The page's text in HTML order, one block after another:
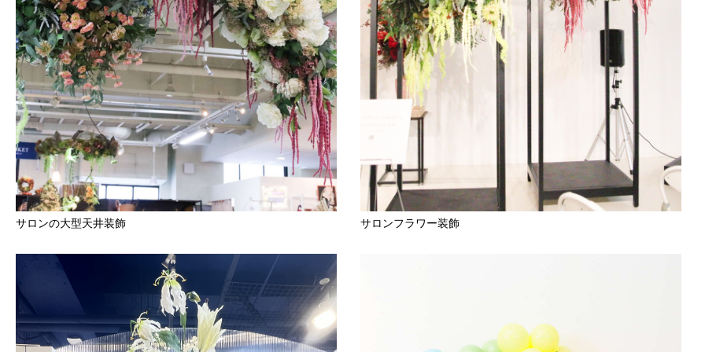
サロンの大型天井装飾 サロンフラワー装飾